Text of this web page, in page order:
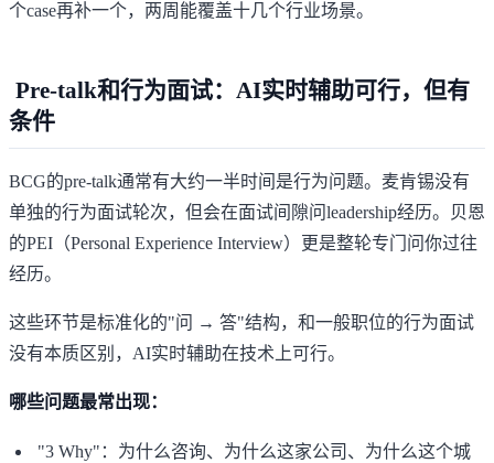
个case再补一个，两周能覆盖十几个行业场景。
Pre-talk和行为面试：AI实时辅助可行，但有
条件
BCG的pre-talk通常有大约一半时间是行为问题。麦肯锡没有
单独的行为面试轮次，但会在面试间隙问leadership经历。贝恩
的PEI（Personal Experience Interview）更是整轮专门问你过往
经历。
这些环节是标准化的"问 → 答"结构，和一般职位的行为面试
没有本质区别，AI实时辅助在技术上可行。
哪些问题最常出现：
"3 Why"：为什么咨询、为什么这家公司、为什么这个城